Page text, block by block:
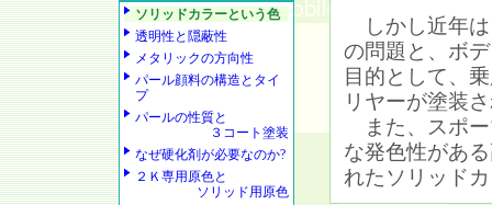
ソリッドカラーという色
透明性と隠蔽性
メタリックの方向性
パール顔料の構造とタイ
プ
パールの性質と
３コート塗装
なぜ硬化剤が必要なのか?
２Ｋ専用原色と
ソリッド用原色
しかし近年は
の問題と、ボ
目的として、
リヤーが塗装
また、スポー
な発色性があ
れたソリッド